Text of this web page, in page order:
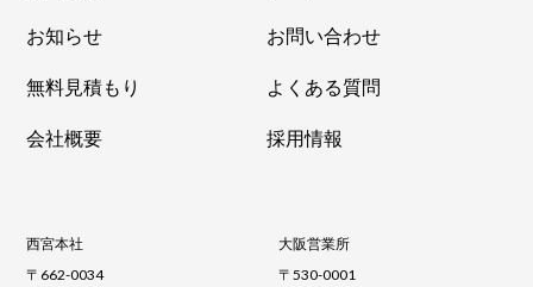
お知らせ
お問い合わせ
無料見積もり
よくある質問
会社概要
採用情報
西宮本社
〒662-0034
大阪営業所
〒530-0001